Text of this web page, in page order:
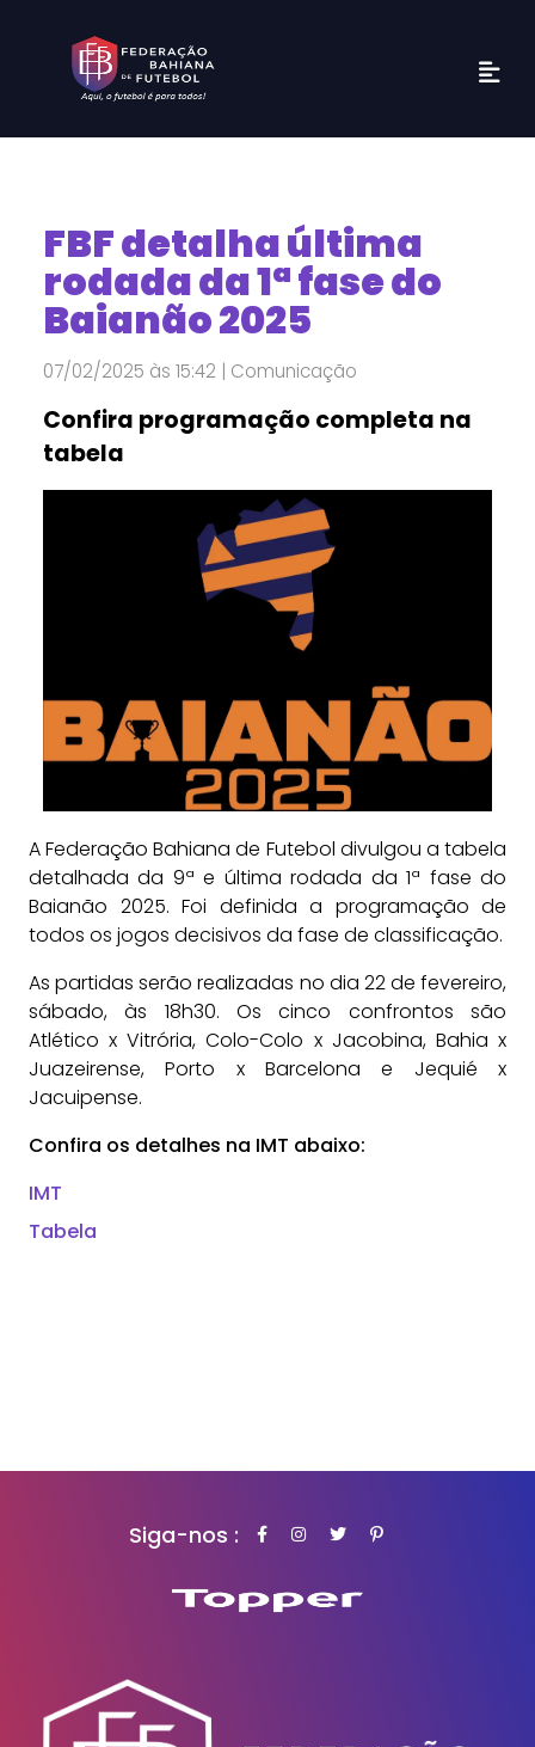
FBF detalha última
rodada da 1ª fase do
Baianão 2025
07/02/2025 às 15:42 | Comunicação
Confira programação completa na
tabela
A Federação Bahiana de Futebol divulgou a tabela
detalhada da 9ª e última rodada da 1ª fase do
Baianão 2025. Foi definida a programação de
todos os jogos decisivos da fase de classificação.
As partidas serão realizadas no dia 22 de fevereiro,
sábado, às 18h30. Os cinco confrontos são
Atlético x Vitrória, Colo-Colo x Jacobina, Bahia x
Juazeirense, Porto x Barcelona e Jequié x
Jacuipense.
Confira os detalhes na IMT abaixo:
IMT
Tabela
Siga-nos :